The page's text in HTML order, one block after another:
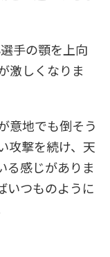
手の顎を上向
激しくなりま
意地でも倒そう
攻撃を続け、天
る感じがありま
いつものように